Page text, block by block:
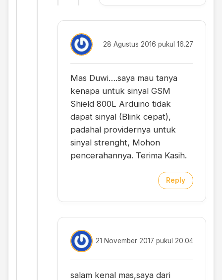
28 Agustus 2016 pukul 16.27
Mas Duwi….saya mau tanya
kenapa untuk sinyal GSM
Shield 800L Arduino tidak
dapat sinyal (Blink cepat),
padahal providernya untuk
sinyal strenght, Mohon
pencerahannya. Terima Kasih.
Reply
21 November 2017 pukul 20.04
salam kenal mas,saya dari